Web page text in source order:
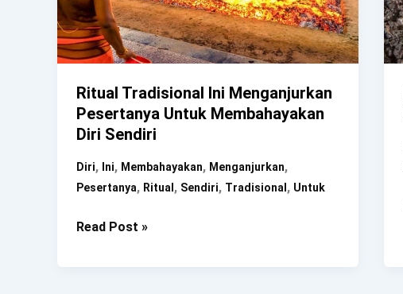
Ritual Tradisional Ini Menganjurkan
Pesertanya Untuk Membahayakan
Diri Sendiri
Diri, Ini, Membahayakan, Menganjurkan,
Pesertanya, Ritual , Sendiri, Tradisional , Untuk
Ritual
Read Post »